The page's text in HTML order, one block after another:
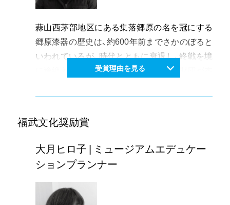
な活動は、多くの人々に岡山弁を通した地域の魅
力再発見の機会となっており、言葉文化の重要性
を再確認するとともに、地域学への貢献度も高
い。地域へのアイデンティティとしての方言に
こだわった独自の活動は、長きにわたり岡山県の
文化芸術の振興に大きく寄与し、顕彰するに値す
る。
蒜山西茅部地区にある集落郷原の名を冠にする
郷原漆器の歴史は、約600年前までさかのぼると
いわれているが、時代とともに衰退し、終戦を境
に途絶えた。平成元年、岡山県郷土文化財団が本
平成15年から木地師として、郷原漆器の館にて、
従事、平成18年には郷原漆器の館の館長に就任
した。平成17年には日本伝統工芸中国支部展で
岡山県知事賞の受賞を皮切りに、数々の賞を受
賞。今年は日本工芸会中国支部60周年記念展に
おいて金重陶陽賞を受賞し、作家としても充実し
てきている。
受賞理由を見る
福武文化奨励賞
大月ヒロ子 | ミュージアムエデュケー
ションプランナー